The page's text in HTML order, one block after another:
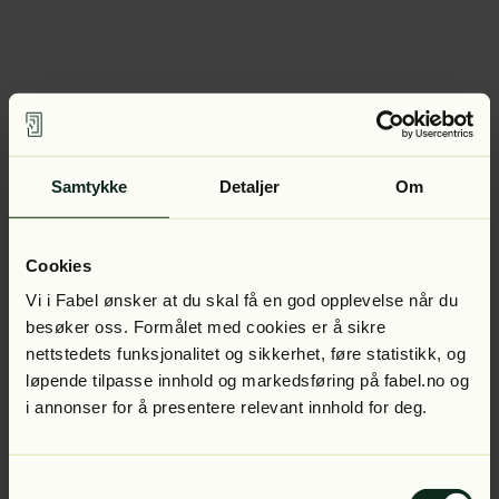
Samtykke Detaljer Om
Cookies
Vi i Fabel ønsker at du skal få en god opplevelse når du
besøker oss. Formålet med cookies er å sikre
nettstedets funksjonalitet og sikkerhet, føre statistikk, og
løpende tilpasse innhold og markedsføring på fabel.no og
i annonser for å presentere relevant innhold for deg.